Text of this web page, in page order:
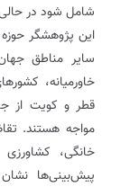
شامل شود در حالی که
این پژوهشگر حوزه
سایر مناطق
خاورمیانه،
قطر و کویت از
مواجه ‌هستند.
خانگی،